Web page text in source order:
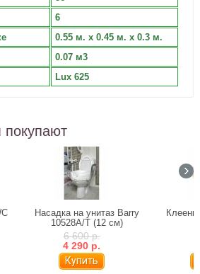
6
0.55 м. x 0.45 м. x 0.3 м.
0.07 м3
Lux 625
покупают
Насадка на унитаз Barry
10528А/T (12 см)
6 600 р.
4 290 р.